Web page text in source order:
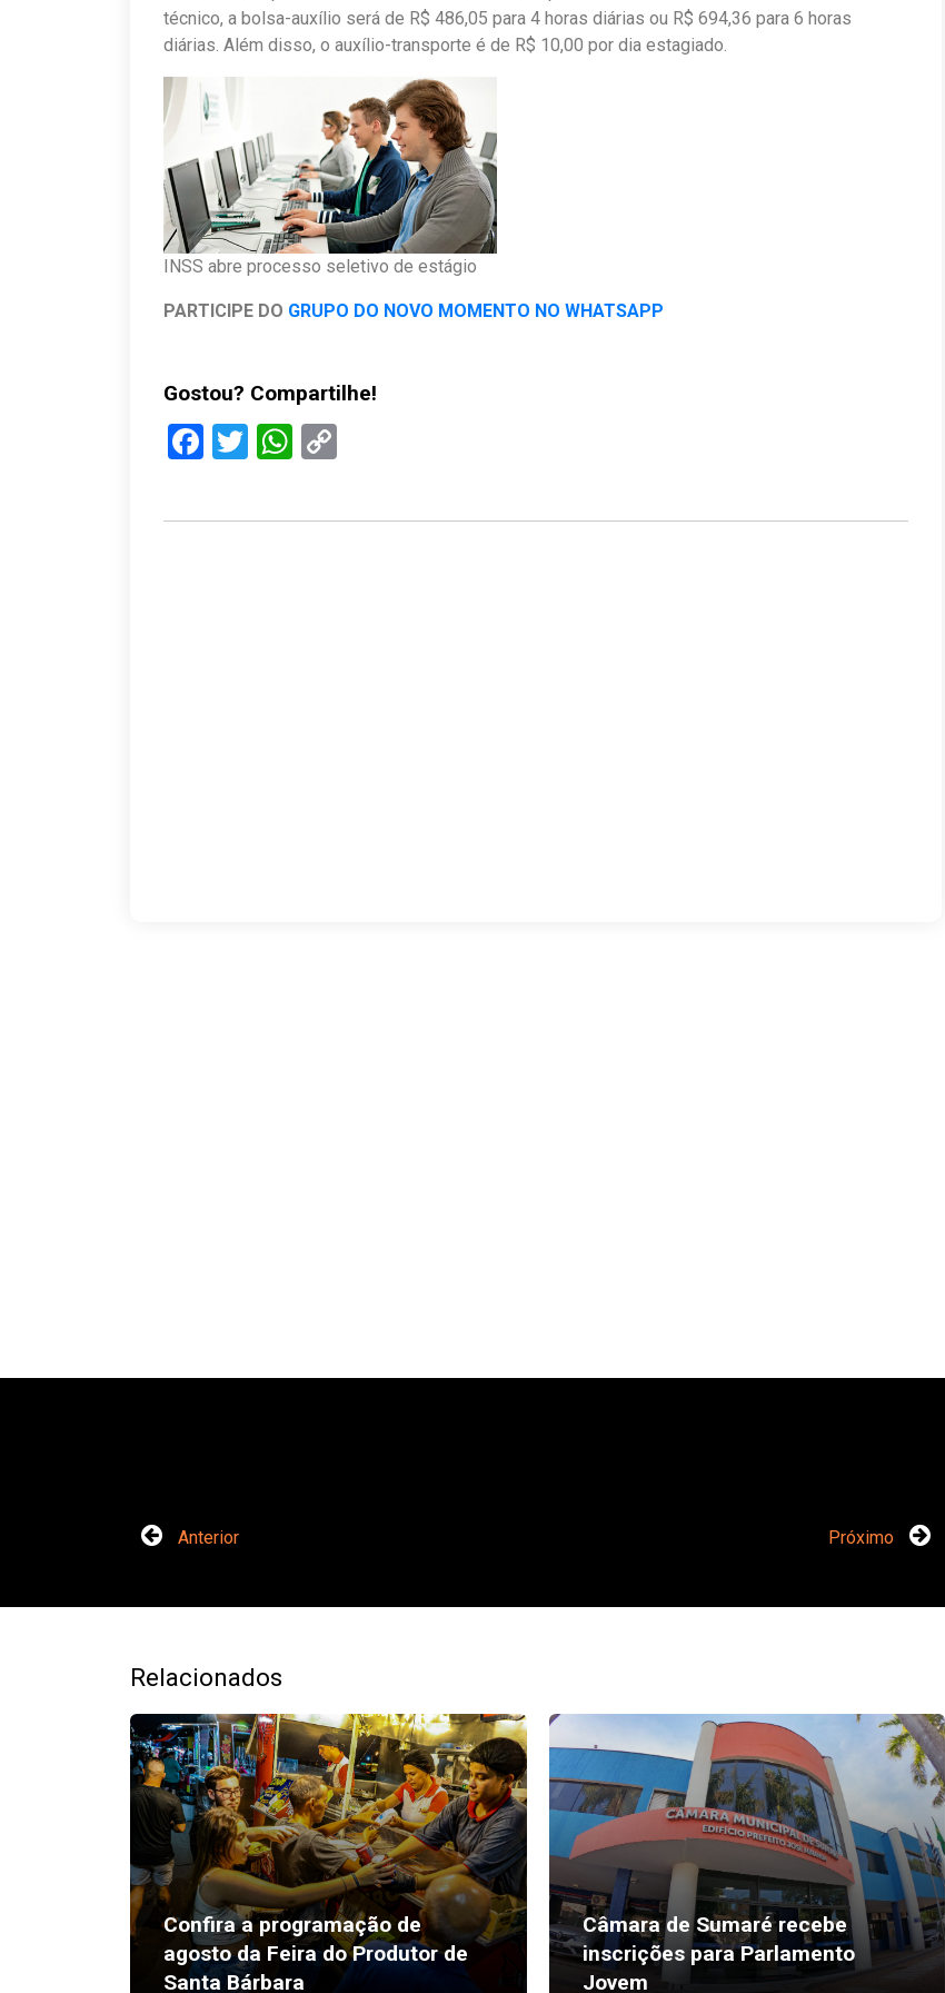
técnico, a bolsa-auxílio será de R$ 486,05 para 4 horas diárias ou R$ 694,36 para 6 horas
diárias. Além disso, o auxílio-transporte é de R$ 10,00 por dia estagiado.
INSS abre processo seletivo de estágio
PARTICIPE DO GRUPO DO NOVO MOMENTO NO WHATSAPP
Gostou? Compartilhe!
Facebook
TwitterWhatsApp
Anterior Próximo
Relacionados
Confira a programação de
agosto da Feira do Produtor de
Santa Bárbara
Câmara de Sumaré recebe
inscrições para Parlamento
Jovem